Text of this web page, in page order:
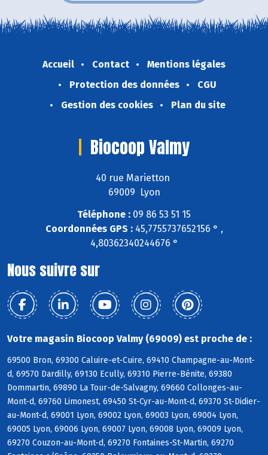
Accueil Contact
Mentions légales
Protection des données
CGU
Gestion des cookies
Plan du site
Biocoop Valmy
40 rue Marietton
69009 Lyon
Téléphone : 09 86 53 51 15
Coordonnées GPS :45,7755737652156 ° ,
4,80362340244676 °
Nous suivre sur
Votre magasin Biocoop Valmy (69009) est proche de :
69500 Bron, 69300 Caluire-et-Cuire, 69410 Champagne-au-Mont-
d, 69570 Dardilly, 69130 Ecully, 69310 Pierre-Bénite, 69380
Dommartin, 69890 La Tour-de-Salvagny, 69660 Collonges-au-
Mont-d, 69760 Limonest, 69450 St-Cyr-au-Mont-d, 69370 St-Didier-
au-Mont-d, 69001 Lyon, 69002 Lyon, 69003 Lyon, 69004 Lyon,
69005 Lyon, 69006 Lyon, 69007 Lyon, 69008 Lyon, 69009 Lyon,
69270 Couzon-au-Mont-d, 69270 Fontaines-St-Martin, 69270